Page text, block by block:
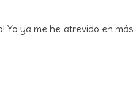
Yo ya me he atrevido en